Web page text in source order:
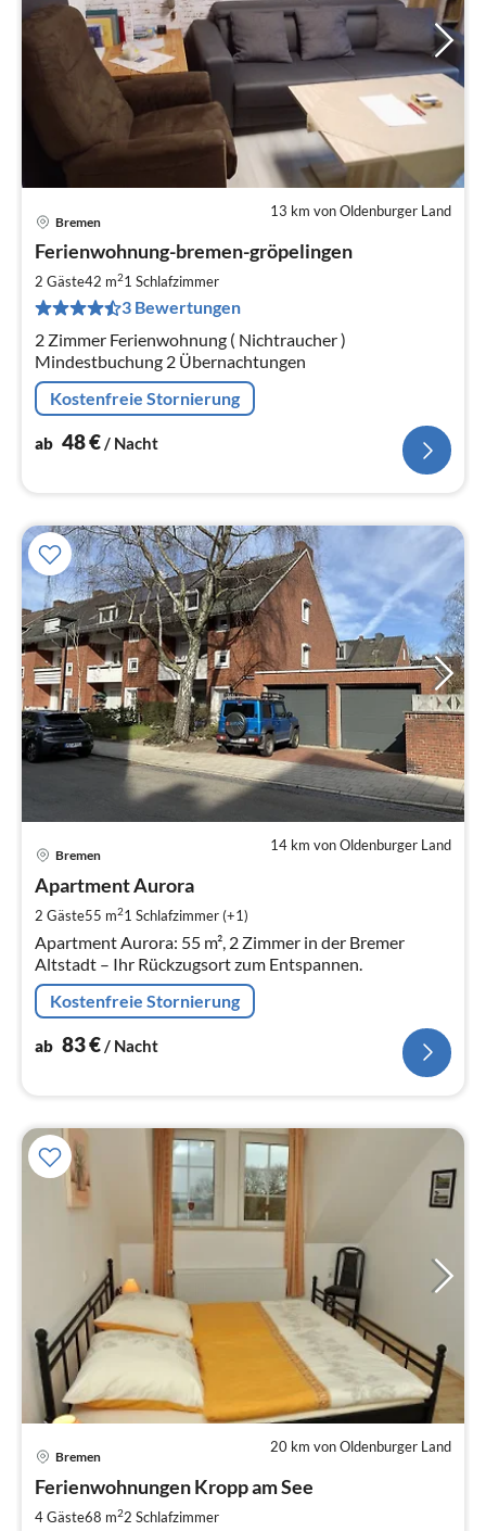
13 km von Oldenburger Land
Bremen
Ferienwohnung-bremen-gröpelingen
2 Gäste42 m21 Schlafzimmer
3 Bewertungen
2 Zimmer Ferienwohnung ( Nichtraucher )
Mindestbuchung 2 Übernachtungen
Kostenfreie Stornierung
ab 48€/ Nacht
14 km von Oldenburger Land
Bremen
Apartment Aurora
2 Gäste55 m21 Schlafzimmer (+1)
Apartment Aurora: 55 m², 2 Zimmer in der Bremer
Altstadt – Ihr Rückzugsort zum Entspannen.
Kostenfreie Stornierung
ab 83€/ Nacht
20 km von Oldenburger Land
Bremen
Ferienwohnungen Kropp am See
4 Gäste68 m22 Schlafzimmer